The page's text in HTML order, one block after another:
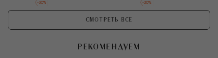
-30% -30%
СМОТРЕТЬ ВСЕ
РЕКОМЕНДУЕМ